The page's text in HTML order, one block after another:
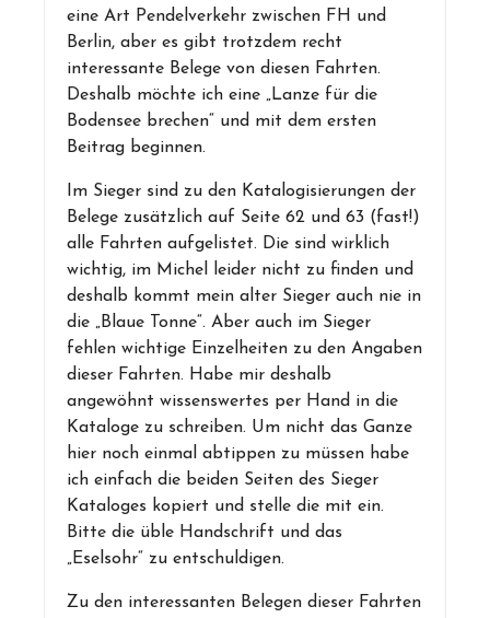
eine Art Pendelverkehr zwischen FH und
Berlin, aber es gibt trotzdem recht
interessante Belege von diesen Fahrten.
Deshalb möchte ich eine „Lanze für die
Bodensee brechen“ und mit dem ersten
Beitrag beginnen.
Im Sieger sind zu den Katalogisierungen der
Belege zusätzlich auf Seite 62 und 63 (fast!)
alle Fahrten aufgelistet. Die sind wirklich
wichtig, im Michel leider nicht zu finden und
deshalb kommt mein alter Sieger auch nie in
die „Blaue Tonne“. Aber auch im Sieger
fehlen wichtige Einzelheiten zu den Angaben
dieser Fahrten. Habe mir deshalb
angewöhnt wissenswertes per Hand in die
Kataloge zu schreiben. Um nicht das Ganze
hier noch einmal abtippen zu müssen habe
ich einfach die beiden Seiten des Sieger
Kataloges kopiert und stelle die mit ein.
Bitte die üble Handschrift und das
„Eselsohr“ zu entschuldigen.
Zu den interessanten Belegen dieser Fahrten